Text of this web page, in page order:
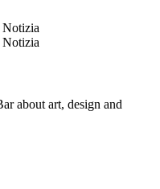
about art, design and